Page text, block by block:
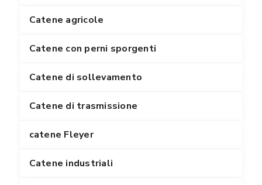
Catene agricole
Catene con perni sporgenti
Catene di sollevamento
Catene di trasmissione
catene Fleyer
Catene industriali